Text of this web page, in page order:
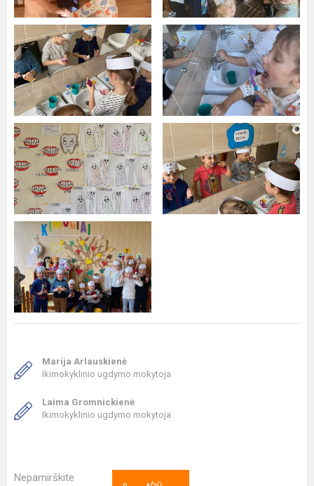
Marija Arlauskienė
Ikimokyklinio ugdymo mokytoja
Laima Gromnickienė
Ikimokyklinio ugdymo mokytoja
Nepamirškite